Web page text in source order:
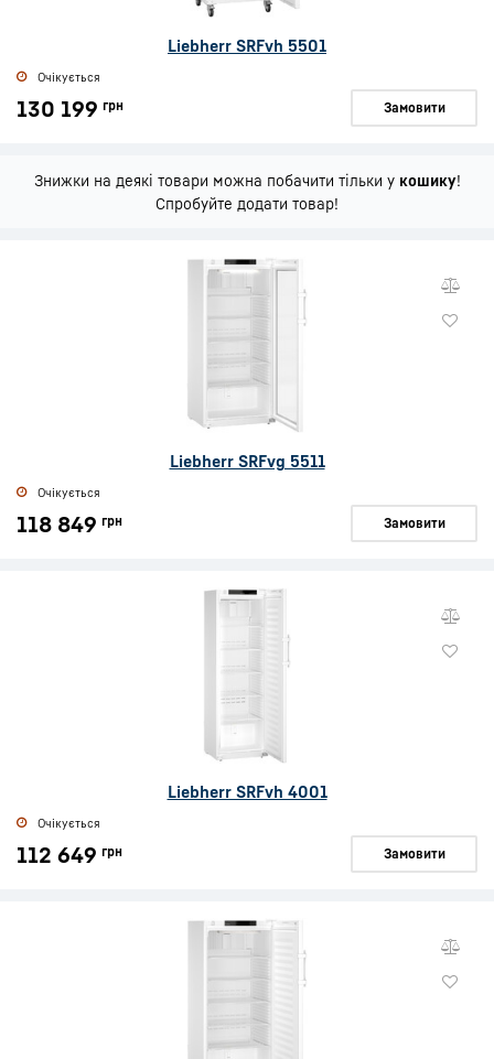
Liebherr SRFvh 5501
Очікується
130 199 грн Замовити
Знижки на деякі товари можна побачити тільки у кошику!
Спробуйте додати товар!
Liebherr SRFvg 5511
Очікується
118 849 грн Замовити
Liebherr SRFvh 4001
Очікується
112 649 грн Замовити